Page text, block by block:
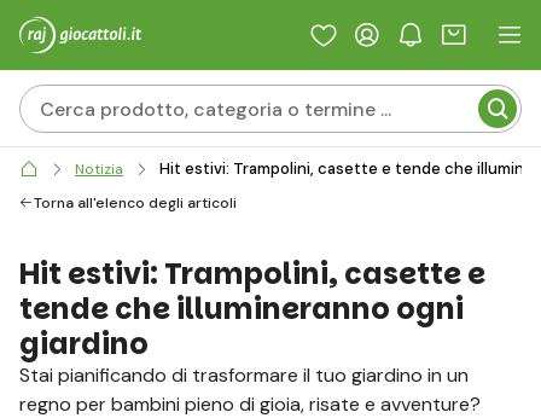
Notizia Hit estivi: Trampolini, casette e tende che
Torna all'elenco degli articoli
Hit estivi: Trampolini, casette e
tende che illumineranno ogni
giardino
Stai pianificando di trasformare il tuo giardino in un
regno per bambini pieno di gioia, risate e avventure?